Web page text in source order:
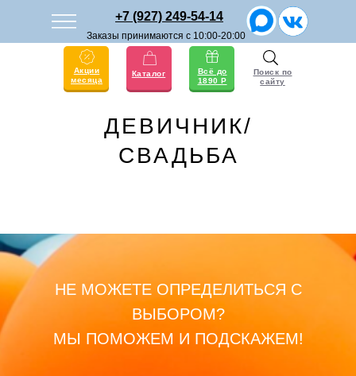
Поиск по
сайту
Всё до
1890 Р
Каталог
Акции
месяца
Заказы принимаются с 10:00-20:00
+7 (927) 249-54-14
ДЕВИЧНИК/
СВАДЬБА
НЕ МОЖЕТЕ ОПРЕДЕЛИТЬСЯ С
ВЫБОРОМ?
МЫ ПОМОЖЕМ И ПОДСКАЖЕМ!